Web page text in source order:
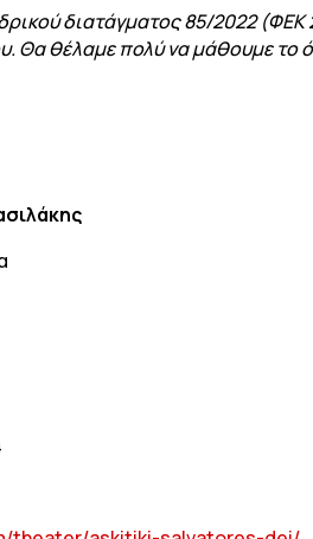
διατάγματος 85/2022
Θα θέλαμε πολύ να μάθουμε το